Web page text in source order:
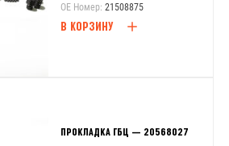
OE Номер: 21508875
В КОРЗИНУ
ПРОКЛАДКА ГБЦ — 20568027